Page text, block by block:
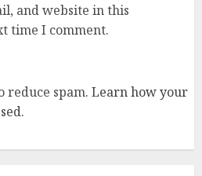
and website in this
time I comment.
reduce spam. Learn how your
.